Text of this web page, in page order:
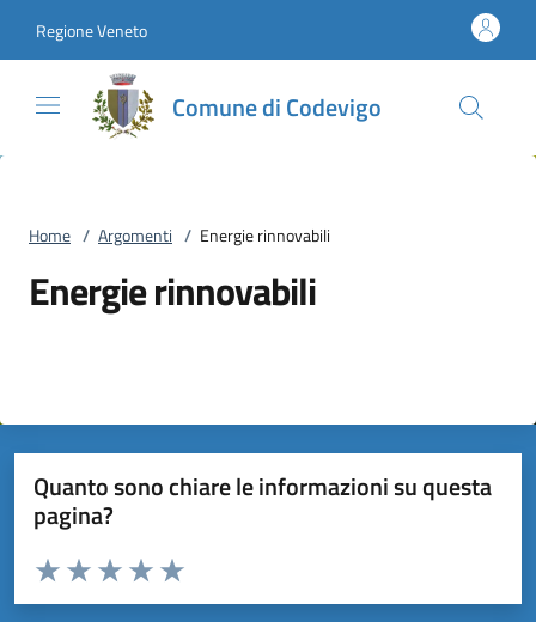
Regione Veneto
Comune di Codevigo
Home / Argomenti / Energie rinnovabili
Energie rinnovabili
Quanto sono chiare le informazioni su questa
pagina?
Domanda
Valuta da 1 a 5 stelle la pagina
Valuta 5 stelle su 5
Valuta 4 stelle su 5
Valuta 3 stelle su 5
Valuta 2 stelle su 5
Valuta 1 stelle su 5